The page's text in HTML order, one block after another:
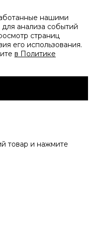
нашими
анализа событий
страниц
его использования.
в Политике
товар и нажмите